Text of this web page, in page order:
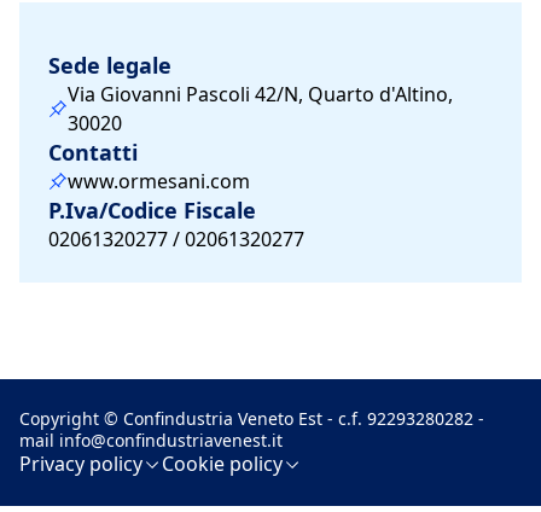
Sede legale
Via Giovanni Pascoli 42/N, Quarto d'Altino,
30020
Contatti
www.ormesani.com
P.Iva/Codice Fiscale
02061320277 / 02061320277
Copyright © Confindustria Veneto Est - c.f. 92293280282 -
mail info@confindustriavenest.it
Privacy policy Cookie policy